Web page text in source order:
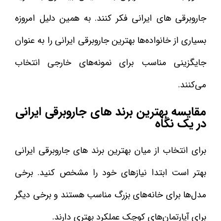
جاروبرقی‌ های ایرانی فکر کنند. به همین دلیل امروزه
بسیاری از خانواده‌ها بهترین جاروبرقی ایرانی را به عنوان
جایگزینی مناسب برای نمونه‌های خارجی انتخاب
می‌کنند.
مقایسه بهترین برند های جاروبرقی ایرانی
در یک نگاه
برای انتخاب از میان بهترین برند های جاروبرقی ایرانی
بهتر است ابتدا نیازهای خود را مشخص کنید. برخی
مدل‌ها برای خانه‌های بزرگ مناسب هستند و برخی دیگر
برای آپارتمان‌های کوچک عملکرد بهتری دارند.